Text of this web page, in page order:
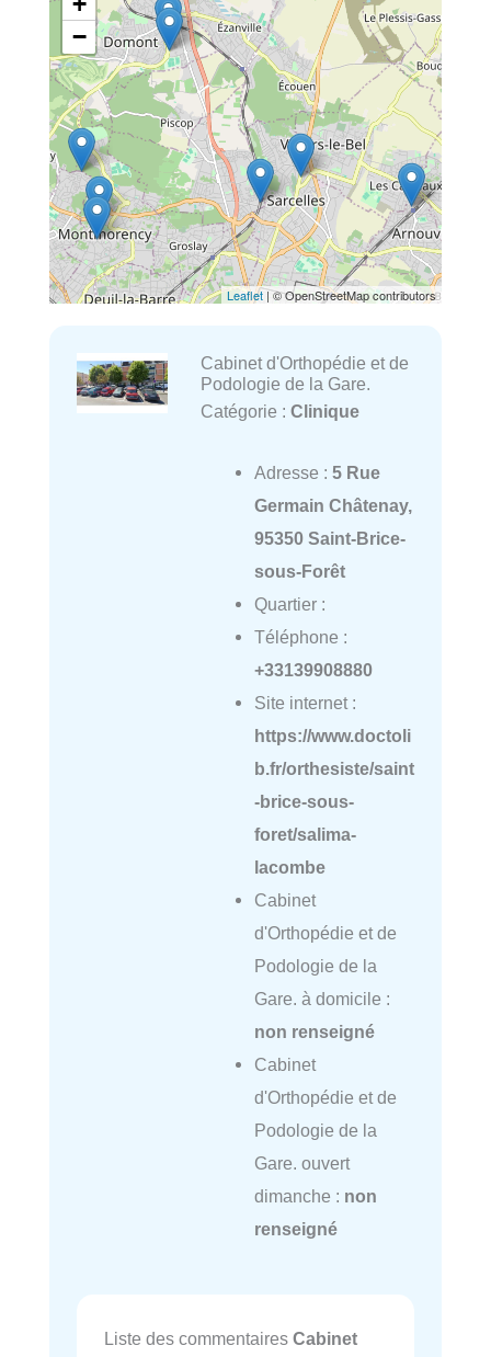
−
Leaflet| © OpenStreetMap contributors
Cabinet d'Orthopédie et de
Podologie de la Gare.
Catégorie : Clinique
Adresse : 5 Rue
Germain Châtenay,
95350 Saint-Brice-
sous-Forêt
Quartier :
Téléphone :
+33139908880
Site internet :
https://www.doctoli
b.fr/orthesiste/saint
-brice-sous-
foret/salima-
lacombe
Cabinet
d'Orthopédie et de
Podologie de la
Gare. à domicile :
non renseigné
Cabinet
d'Orthopédie et de
Podologie de la
Gare. ouvert
dimanche : non
renseigné
Liste des commentaires Cabinet